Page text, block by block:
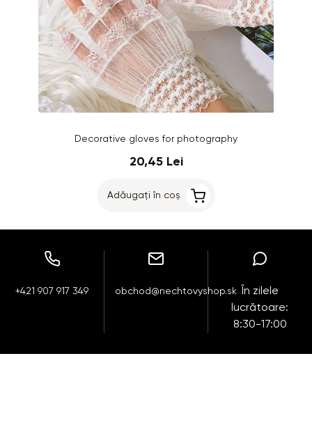
Decorative gloves for photography
20,45 Lei
Adăugați în coș
+421 907 917 349 obchod@nechtovyshop.sk
În zilele
lucrătoare:
8:30-17:00